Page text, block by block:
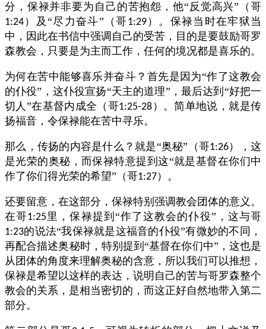
分，保禄并非要为自己的苦抱怨，他“反觉高兴”（哥
1:24 ）及“尽力奋斗”（哥1:29）。保禄当时在牢狱当
中，因此在书信中强调自己的受苦，目的是要鼓励哥罗
森教会，只要是为主而工作，任何的境况都是喜乐的。
为何在苦中能够喜乐并奋斗？首先是因为“作了这教会
的仆役”，这仆役宣扬“天主的道理”，最后达到“好把一
切人”在基督内成全（哥1:25-28 ）。简单地说，就是传
扬福音，令保禄能在苦中寻乐。
那么，传扬的内容是什么？就是“奥秘”（哥1:26），这
是光荣的奥秘，而保禄特意提到这“就是基督在你们中
作了你们得光荣的希望”（哥1:27）。
还要留意，在这部分，保禄特别强调教会团体的意义。
在哥1:25 里，保禄提到“作了这教会的仆役”，这与哥
1:23的说法“我保禄就是这福音的仆役”有微妙的不同，
再配合描述奥秘时，特别提到“基督在你们中”，这也是
从团体的角度来理解奥秘的含意，所以我们可以推想，
保禄是希望以这样的表达，说明自己的苦与哥罗森整个
教会的关系，是相当密切的，而这正好自然地带入第二
部分。